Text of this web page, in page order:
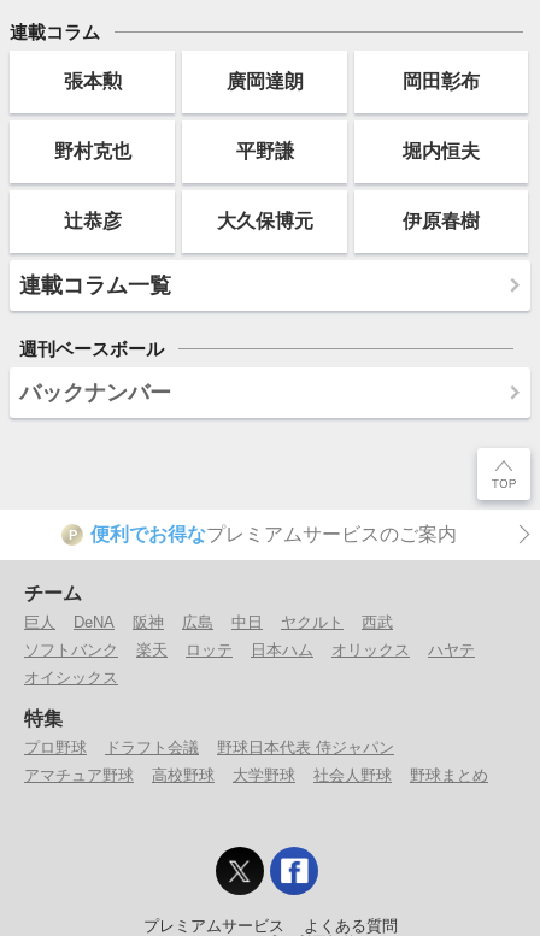
連載コラム
張本勲 廣岡達朗 岡田彰布
野村克也 平野謙 堀内恒夫
辻恭彦 大久保博元 伊原春樹
連載コラム一覧
週刊ベースボール
バックナンバー
P 便利でお得なプレミアムサービスのご案内
チーム
巨人 DeNA 阪神 広島 中日 ヤクルト
西武
ソフトバンク
楽天 ロッテ 日本ハム オリックス
ハヤテ
オイシックス
特集
プロ野球 ドラフト会議
野球日本代表 侍ジャパン
アマチュア野球
高校野球 大学野球 社会人野球 野球まとめ
プレミアムサービス
よくある質問